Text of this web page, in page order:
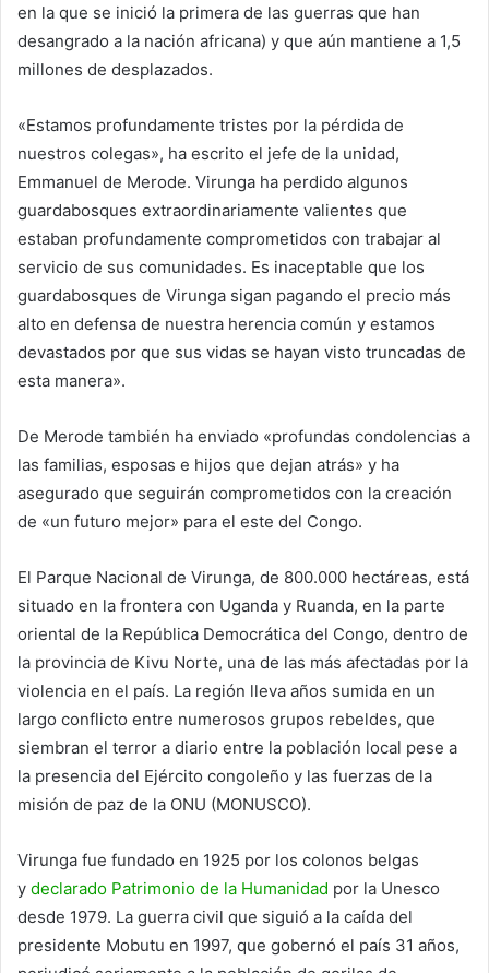
en la que se inició la primera de las guerras que han
desangrado a la nación africana) y que aún mantiene a 1,5
millones de desplazados.
«Estamos profundamente tristes por la pérdida de
nuestros colegas», ha escrito el jefe de la unidad,
Emmanuel de Merode. Virunga ha perdido algunos
guardabosques extraordinariamente valientes que
estaban profundamente comprometidos con trabajar al
servicio de sus comunidades. Es inaceptable que los
guardabosques de Virunga sigan pagando el precio más
alto en defensa de nuestra herencia común y estamos
devastados por que sus vidas se hayan visto truncadas de
esta manera».
De Merode también ha enviado «profundas condolencias a
las familias, esposas e hijos que dejan atrás» y ha
asegurado que seguirán comprometidos con la creación
de «un futuro mejor» para el este del Congo.
El Parque Nacional de Virunga, de 800.000 hectáreas, está
situado en la frontera con Uganda y Ruanda, en la parte
oriental de la República Democrática del Congo, dentro de
la provincia de Kivu Norte, una de las más afectadas por la
violencia en el país. La región lleva años sumida en un
largo conflicto entre numerosos grupos rebeldes, que
siembran el terror a diario entre la población local pese a
la presencia del Ejército congoleño y las fuerzas de la
misión de paz de la ONU (MONUSCO).
Virunga fue fundado en 1925 por los colonos belgas
y declarado Patrimonio de la Humanidad por la Unesco
desde 1979. La guerra civil que siguió a la caída del
presidente Mobutu en 1997, que gobernó el país 31 años,